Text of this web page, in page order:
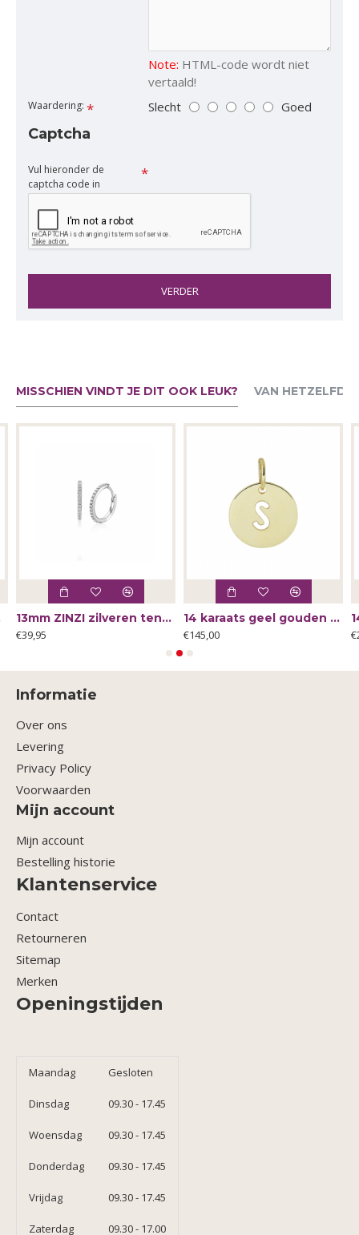
Note: HTML-code wordt niet
vertaald!
Waardering: Slecht Goed
Captcha
Vul hieronder de
captcha code in
VERDER
MISSCHIEN VINDT JE DIT OOK LEUK? VAN HETZELFDE
- 66002
13mm ZINZI zilveren tennis oorringen bezet met een rij schitterende zirkonia‹¨«?Ts ZIO2831 - 66121
€39,95
14 karaats geel gouden hanger met letter S 13x10mm - 64221
€145,00
Informatie
Over ons
Levering
Privacy Policy
Voorwaarden
Mijn account
Mijn account
Bestelling historie
Klantenservice
Contact
Retourneren
Sitemap
Merken
Openingstijden
Maandag Gesloten
Dinsdag 09.30 - 17.45
Woensdag 09.30 - 17.45
Donderdag 09.30 - 17.45
Vrijdag 09.30 - 17.45
Zaterdag 09.30 - 17.00